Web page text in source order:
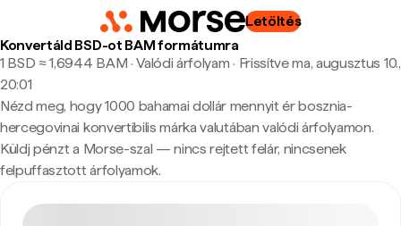
Letöltés
Konvertáld BSD-ot BAM formátumra
1 BSD ≈ 1,6944 BAM · Valódi árfolyam · Frissítve ma, augusztus 10.,
20:01
Nézd meg, hogy 1000 bahamai dollár mennyit ér bosznia-
hercegovinai konvertibilis márka valutában valódi árfolyamon.
Küldj pénzt a Morse-szal — nincs rejtett felár, nincsenek
felpuffasztott árfolyamok.